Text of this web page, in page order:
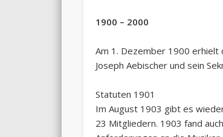
1900 – 2000
Am 1. Dezember 1900
Joseph Aebischer und sein
Statuten 1901
Im August 1903 gibt es
23 Mitgliedern. 1903 fand